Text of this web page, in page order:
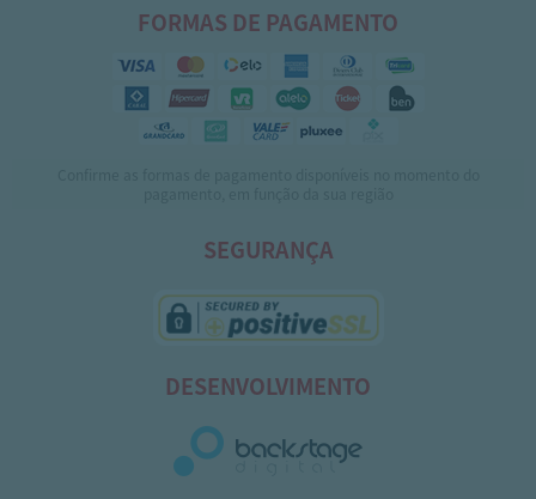
FORMAS DE PAGAMENTO
SEGURANÇA
DESENVOLVIMENTO